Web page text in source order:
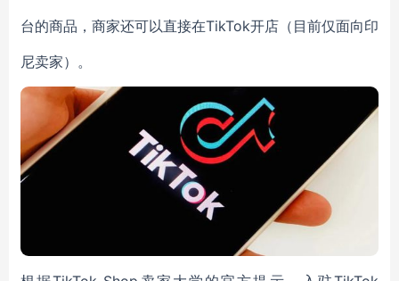
台的商品，商家还可以直接在TikTok开店（目前仅面向印
尼卖家）。